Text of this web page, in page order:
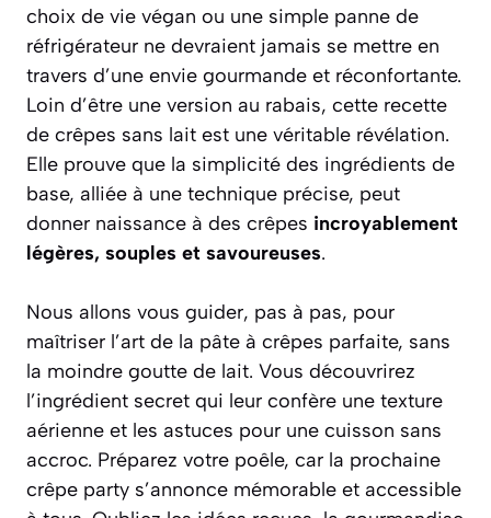
choix de vie végan ou une simple panne de
réfrigérateur ne devraient jamais se mettre en
travers d’une envie gourmande et réconfortante.
Loin d’être une version au rabais, cette recette
de crêpes sans lait est une véritable révélation.
Elle prouve que la simplicité des ingrédients de
base, alliée à une technique précise, peut
donner naissance à des crêpes incroyablement
légères, souples et savoureuses.
Nous allons vous guider, pas à pas, pour
maîtriser l’art de la pâte à crêpes parfaite, sans
la moindre goutte de lait. Vous découvrirez
l’ingrédient secret qui leur confère une texture
aérienne et les astuces pour une cuisson sans
accroc. Préparez votre poêle, car la prochaine
crêpe party s’annonce mémorable et accessible